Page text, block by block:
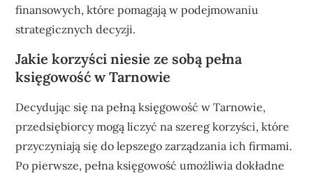
finansowych, które pomagają w podejmowaniu
strategicznych decyzji.
Jakie korzyści niesie ze sobą pełna
księgowość w Tarnowie
Decydując się na pełną księgowość w Tarnowie,
przedsiębiorcy mogą liczyć na szereg korzyści, które
przyczyniają się do lepszego zarządzania ich firmami.
Po pierwsze, pełna księgowość umożliwia dokładne